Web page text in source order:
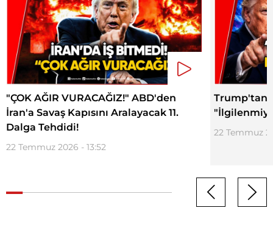
"ÇOK AĞIR VURACAĞIZ!" ABD'den
İran'a Savaş Kapısını Aralayacak 11.
Dalga Tehdidi!
22 Temmuz 2026 - 13:52
Trump'tan
22 Temmuz